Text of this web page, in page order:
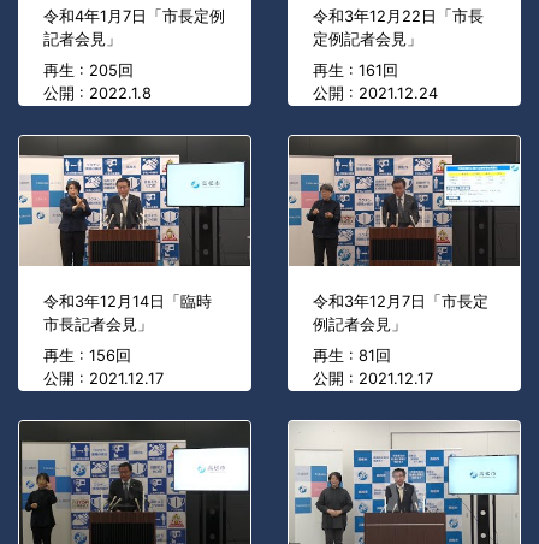
令和4年1月7日「市長定例
記者会見」
再生 : 205回
公開 : 2022.1.8
令和3年12月22日「市長
定例記者会見」
再生 : 161回
公開 : 2021.12.24
令和3年12月14日「臨時
市長記者会見」
再生 : 156回
公開 : 2021.12.17
令和3年12月7日「市長定
例記者会見」
再生 : 81回
公開 : 2021.12.17